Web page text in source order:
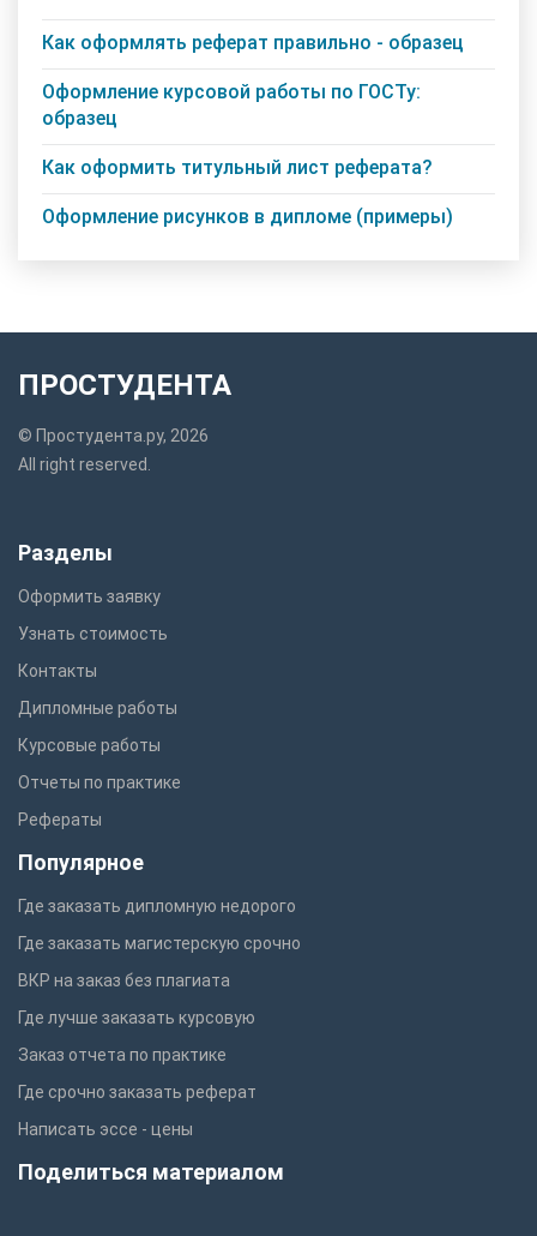
Как оформлять реферат правильно - образец
Оформление курсовой работы по ГОСТу:
образец
Как оформить титульный лист реферата?
Оформление рисунков в дипломе (примеры)
ПРОСТУДЕНТА
© Простудента.ру, 2026
All right reserved.
Разделы
Оформить заявку
Узнать стоимость
Контакты
Дипломные работы
Курсовые работы
Отчеты по практике
Рефераты
Популярное
Где заказать дипломную недорого
Где заказать магистерскую срочно
ВКР на заказ без плагиата
Где лучше заказать курсовую
Заказ отчета по практике
Где срочно заказать реферат
Написать эссе - цены
Поделиться материалом